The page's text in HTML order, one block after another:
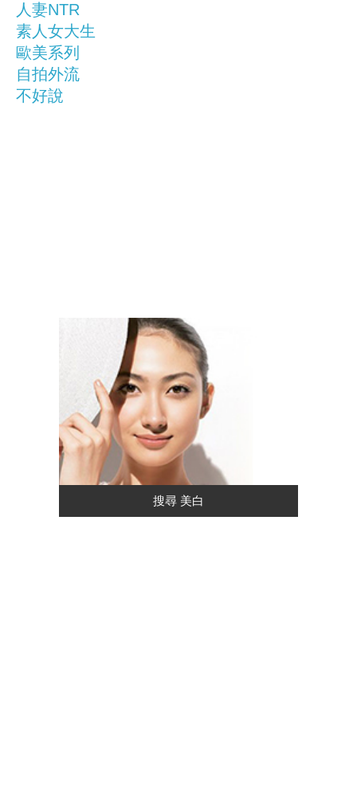
人妻NTR
素人女大生
歐美系列
自拍外流
不好說